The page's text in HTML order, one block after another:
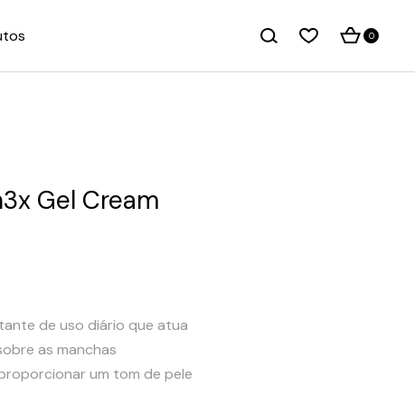
0
Gel Cream
de uso diário que atua
as manchas
um tom de pele